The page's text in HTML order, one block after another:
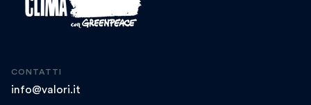
CONTATTI
info@valori.it